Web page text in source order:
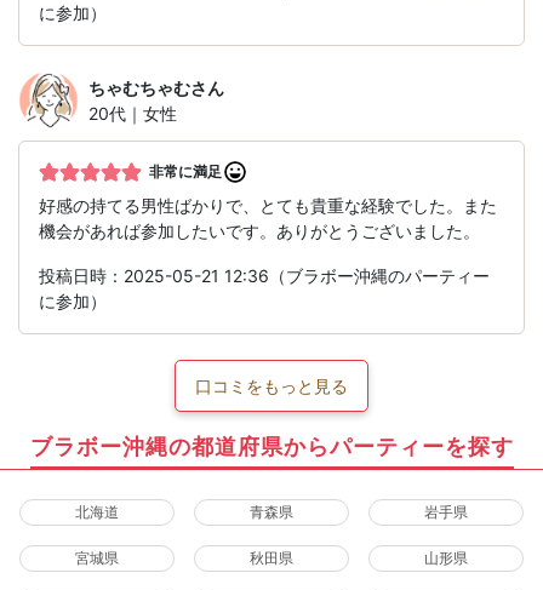
に参加）
ちゃむちゃむさん
20代｜女性
非常に満足
好感の持てる男性ばかりで、とても貴重な経験でした。また
機会があれば参加したいです。ありがとうございました。
投稿日時：2025-05-21 12:36（ブラボー沖縄のパーティー
に参加）
口コミをもっと見る
ブラボー沖縄の都道府県からパーティーを探す
北海道 青森県 岩手県
宮城県 秋田県 山形県